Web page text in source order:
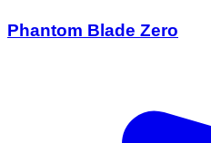
Phantom Blade Zero